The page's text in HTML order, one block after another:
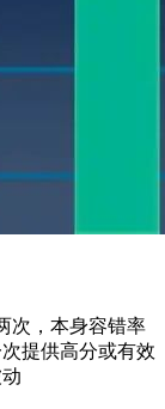
次，本身容错率
提供高分或有效